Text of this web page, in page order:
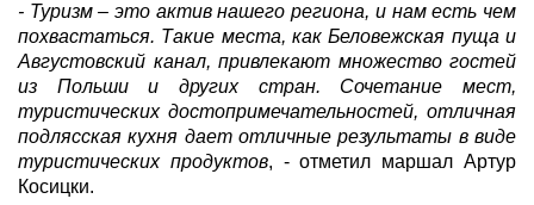
- Туризм – это актив нашего региона, и нам есть чем
похвастаться. Такие места, как Беловежская пуща и
Августовский канал, привлекают множество гостей
из Польши и других стран. Сочетание мест,
туристических достопримечательностей, отличная
подлясская кухня дает отличные результаты в виде
туристических продуктов, - отметил маршал Артур
Косицки.